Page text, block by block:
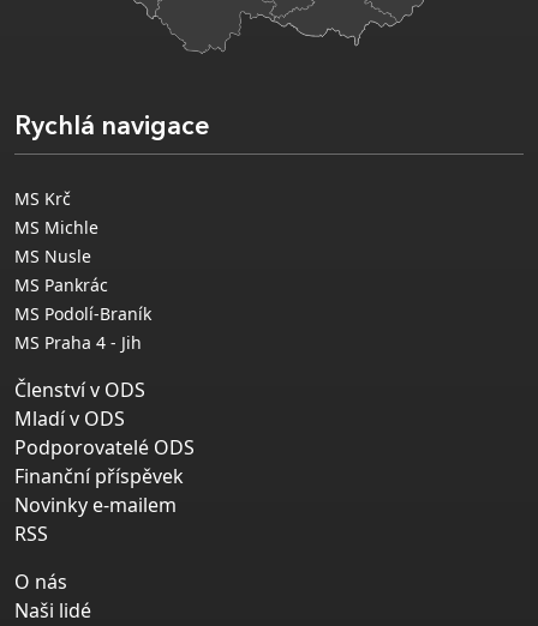
Rychlá navigace
MS Krč
MS Michle
MS Nusle
MS Pankrác
MS Podolí-Braník
MS Praha 4 - Jih
Členství v ODS
Mladí v ODS
Podporovatelé ODS
Finanční příspěvek
Novinky e-mailem
RSS
O nás
Naši lidé